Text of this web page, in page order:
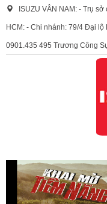
ISUZU VÂN NAM: - Trụ
HCM: - Chi nhánh: 79/4 Đại
0901.435 495 Trương Công